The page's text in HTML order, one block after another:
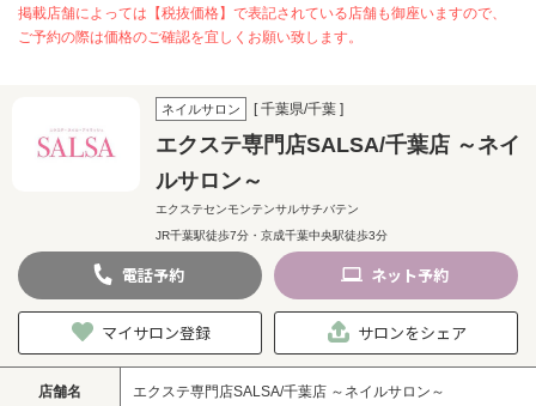
掲載店舗によっては【税抜価格】で表記されている店舗も御座いますので、
ご予約の際は価格のご確認を宜しくお願い致します。
ネイルサロン [ 千葉県/千葉 ]
エクステ専門店SALSA/千葉店 ～ネイ
ルサロン～
エクステセンモンテンサルサチバテン
JR千葉駅徒歩7分・京成千葉中央駅徒歩3分
電話予約 ネット予約
マイサロン登録 サロンをシェア
店舗名 エクステ専門店SALSA/千葉店 ～ネイルサロン～